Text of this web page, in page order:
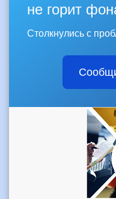
не горит
Столкнулись с